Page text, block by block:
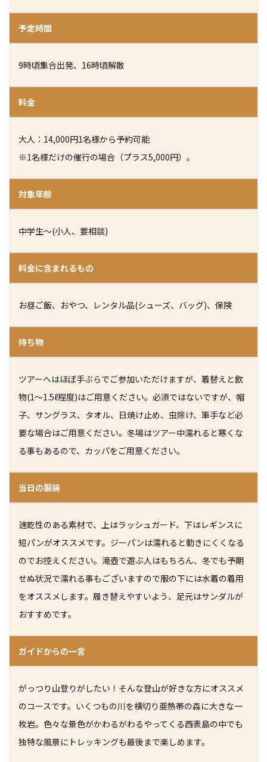
予定時間
9時頃集合出発、16時頃解散
料金
大人：14,000円1名様から予約可能
※1名様だけの催行の場合（プラス5,000円）。
対象年齢
中学生～(小人、要相談)
料金に含まれるもの
お昼ご飯、おやつ、レンタル品(シューズ、バッグ)、保険
持ち物
ツアーへはほぼ手ぶらでご参加いただけますが、着替えと飲
物(1〜1.5ℓ程度)はご用意ください。必須ではないですが、帽
子、サングラス、タオル、日焼け止め、虫除け、軍手など必
要な場合はご用意ください。冬場はツアー中濡れると寒くな
る事もあるので、カッパをご用意ください。
当日の服装
速乾性のある素材で、上はラッシュガード、下はレギンスに
短パンがオススメです。ジーパンは濡れると動きにくくなる
のでお控えください。 滝壺で遊ぶ人はもちろん、冬でも予期
せぬ状況で濡れる事もございますので服の下には水着の着用
をオススメします。履き替えやすいよう、足元はサンダルが
おすすめです。
ガイドからの一言
がっつり山登りがしたい！そんな登山が好きな方にオススメ
のコースです。 いくつもの川を横切り亜熱帯の森に大きな一
枚岩。色々な景色がかわるがわるやってくる西表島の中でも
独特な風景にトレッキングも最後まで楽しめます。